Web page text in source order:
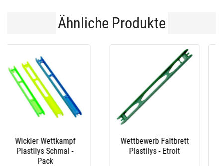
Ähnliche Produkte
Leinenbefestigung
Plastilys Peper - 3Er
Pack
Sortiment Schnur
Fixierungen -Dose